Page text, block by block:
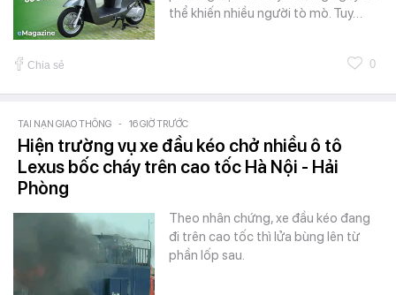
thể khiến nhiều người tò mò. Tuy…
Chia sẻ 0
TAI NẠN GIAO THÔNG - 16 GIỜ TRƯỚC
Hiện trường vụ xe đầu kéo chở nhiều ô tô
Lexus bốc cháy trên cao tốc Hà Nội - Hải
Phòng
Theo nhân chứng, xe đầu kéo đang
đi trên cao tốc thì lửa bùng lên từ
phần lốp sau.